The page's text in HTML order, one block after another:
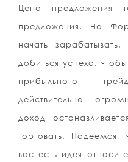
Цена предложения
предложения. На
начать
добиться успеха,
прибыльного
действительно
доход
торговать.
вас есть идея